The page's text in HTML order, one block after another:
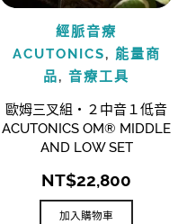
經脈音療
ACUTONICS, 能量商
品, 音療工具
歐姆三叉組・２中音１低音
ACUTONICS OM® MIDDLE
AND LOW SET
NT$22,800
加入購物車